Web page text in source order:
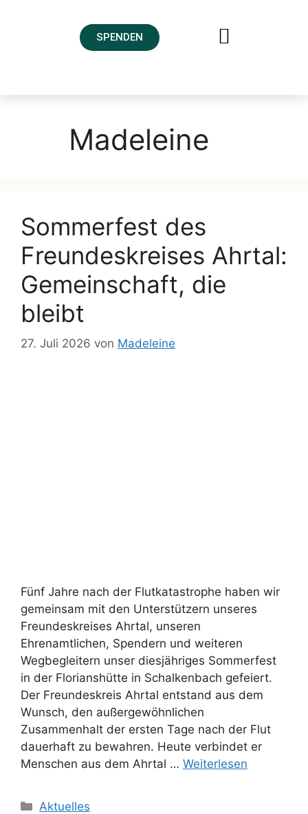
SPENDEN
Madeleine
Sommerfest des
Freundeskreises Ahrtal:
Gemeinschaft, die
bleibt
27. Juli 2026 von Madeleine
Fünf Jahre nach der Flutkatastrophe haben wir
gemeinsam mit den Unterstützern unseres
Freundeskreises Ahrtal, unseren
Ehrenamtlichen, Spendern und weiteren
Wegbegleitern unser diesjähriges Sommerfest
in der Florianshütte in Schalkenbach gefeiert.
Der Freundeskreis Ahrtal entstand aus dem
Wunsch, den außergewöhnlichen
Zusammenhalt der ersten Tage nach der Flut
dauerhaft zu bewahren. Heute verbindet er
Menschen aus dem Ahrtal … Weiterlesen
Aktuelles